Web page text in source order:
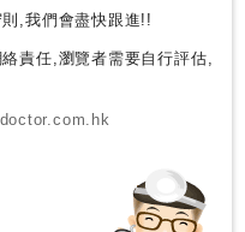
,我們會盡快跟進!!
責任,瀏覽者需要自行評估,